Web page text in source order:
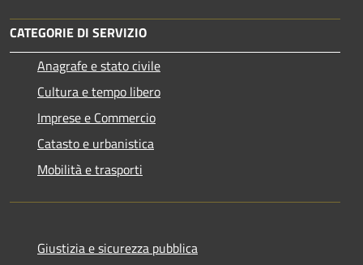
CATEGORIE DI SERVIZIO
Anagrafe e stato civile
Cultura e tempo libero
Imprese e Commercio
Catasto e urbanistica
Mobilità e trasporti
Giustizia e sicurezza pubblica